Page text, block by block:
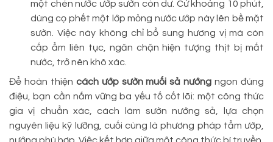
một chén nước ướp sườn còn dư. Cứ khoảng 10 phút,
dùng cọ phết một lớp mỏng nước ướp này lên bề mặt
sườn. Việc này không chỉ bổ sung hương vị mà còn
cấp ẩm liên tục, ngăn chặn hiện tượng thịt bị mất
nước, trở nên khô xác.
Để hoàn thiện cách ướp sườn muối sả nướngngon đúng
điệu, bạn cần nắm vững ba yếu tố cốt lõi: một công thức
gia vị chuẩn xác, cách làm sườn nướng sả, lựa chọn
nguyên liệu kỹ lưỡng, cuối cùng là phương pháp tẩm ướp,
nướng phù hợp. Việc kết hợp giữa một công thức bí truyền,